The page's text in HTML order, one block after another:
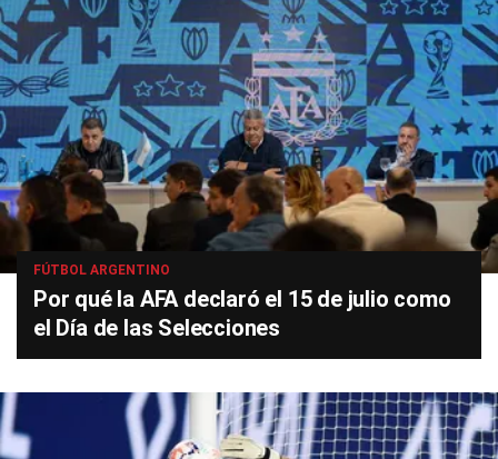
FÚTBOL ARGENTINO
Por qué la AFA declaró el 15 de julio como
el Día de las Selecciones